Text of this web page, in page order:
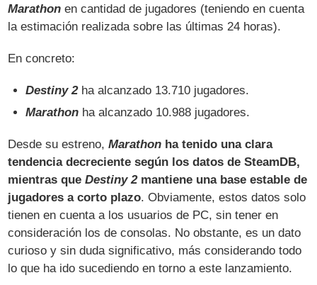
Marathon en cantidad de jugadores (teniendo en cuenta
la estimación realizada sobre las últimas 24 horas).
En concreto:
Destiny 2ha alcanzado 13.710 jugadores.
Marathon ha alcanzado 10.988 jugadores.
Desde su estreno,Marathon ha tenido una clara
tendencia decreciente según los datos de SteamDB,
mientras queDestiny 2mantiene una base estable de
jugadores a corto plazo. Obviamente, estos datos solo
tienen en cuenta a los usuarios de PC, sin tener en
consideración los de consolas. No obstante, es un dato
curioso y sin duda significativo, más considerando todo
lo que ha ido sucediendo en torno a este lanzamiento.